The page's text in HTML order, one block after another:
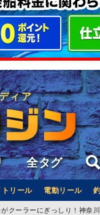
ィア
全タグ
トリール 電動リール
がクーラーにぎっしり！神奈